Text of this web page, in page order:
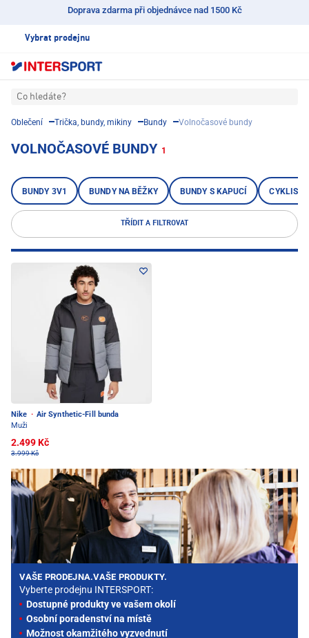
Doprava zdarma při objednávce nad 1500 Kč
Vybrat prodejnu
Co hledáte?
Oblečení Trička, bundy, mikiny Bundy Volnočasové bundy
VOLNOČASOVÉ BUNDY 1
BUNDY 3V1 BUNDY NA BĚŽKY BUNDY S KAPUCÍ
TŘÍDIT A FILTROVAT
Nike · Air Synthetic-Fill bunda
Muži
2.499 Kč
3.999 Kč
VAŠE PRODEJNA.VAŠE PRODUKTY.
Vyberte prodejnu INTERSPORT:
Dostupné produkty ve vašem okolí
Osobní poradenství na místě
Možnost okamžitého vyzvednutí